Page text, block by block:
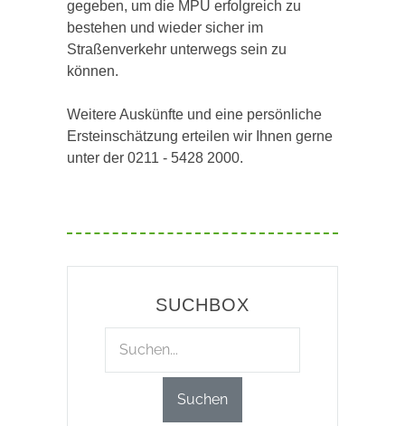
gegeben, um die MPU erfolgreich zu
bestehen und wieder sicher im
Straßenverkehr unterwegs sein zu
können.
Weitere Auskünfte und eine persönliche
Ersteinschätzung erteilen wir Ihnen gerne
unter der 0211 - 5428 2000.
SUCHBOX